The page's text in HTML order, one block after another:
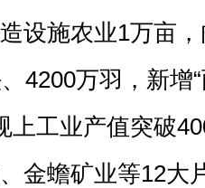
设施农业1万亩
4200万羽，新增
上工业产值突破
金蟾矿业等12大